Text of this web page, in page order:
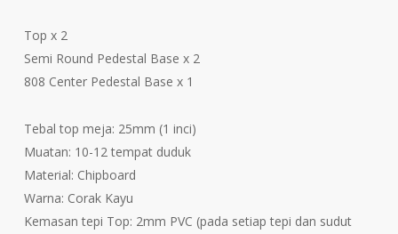
Top x 2
Semi Round Pedestal Base x 2
808 Center Pedestal Base x 1
Tebal top meja: 25mm (1 inci)
Muatan: 10-12 tempat duduk
Material: Chipboard
Warna: Corak Kayu
Kemasan tepi Top: 2mm PVC (pada setiap tepi dan sudut